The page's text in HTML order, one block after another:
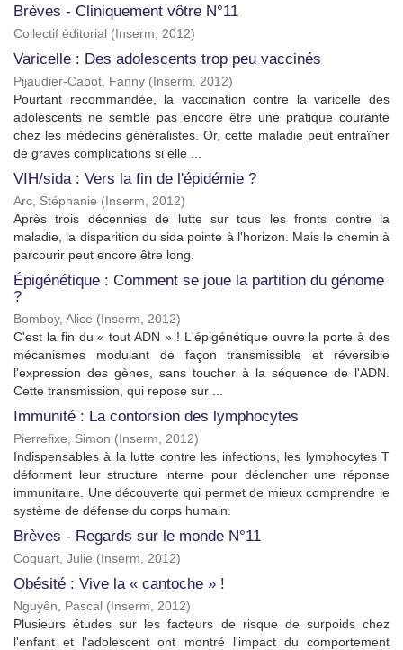
Brèves - Cliniquement vôtre N°11
Collectif éditorial ( Inserm, 2012)
Varicelle : Des adolescents trop peu vaccinés
Pijaudier-Cabot, Fanny ( Inserm, 2012)
Pourtant recommandée, la vaccination contre la varicelle des
adolescents ne semble pas encore être une pratique courante
chez les médecins généralistes. Or, cette maladie peut entraîner
de graves complications si elle ...
VIH/sida : Vers la fin de l'épidémie ?
Arc, Stéphanie ( Inserm, 2012)
Après trois décennies de lutte sur tous les fronts contre la
maladie, la disparition du sida pointe à l'horizon. Mais le chemin à
parcourir peut encore être long.
Épigénétique : Comment se joue la partition du génome
?
Bomboy, Alice ( Inserm, 2012)
C'est la fin du « tout ADN » ! L'épigénétique ouvre la porte à des
mécanismes modulant de façon transmissible et réversible
l'expression des gènes, sans toucher à la séquence de l'ADN.
Cette transmission, qui repose sur ...
Immunité : La contorsion des lymphocytes
Pierrefixe, Simon ( Inserm, 2012)
Indispensables à la lutte contre les infections, les lymphocytes T
déforment leur structure interne pour déclencher une réponse
immunitaire. Une découverte qui permet de mieux comprendre le
système de défense du corps humain.
Brèves - Regards sur le monde N°11
Coquart, Julie ( Inserm, 2012)
Obésité : Vive la « cantoche » !
Nguyên, Pascal ( Inserm, 2012)
Plusieurs études sur les facteurs de risque de surpoids chez
l'enfant et l'adolescent ont montré l'impact du comportement